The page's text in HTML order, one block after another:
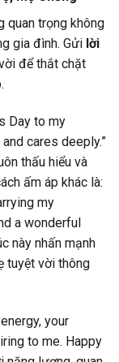
quan trọng không
gia đình. Gửi lời
để thắt chặt
Day to my
cares deeply.”
thấu hiểu và
ấm áp khác là:
my
a wonderful
này nhấn mạnh
tuyệt vời thông
your
to me. Happy